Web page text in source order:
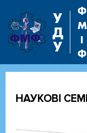
У
Д
У
Ф
М
І
Ф
НАУКОВІ